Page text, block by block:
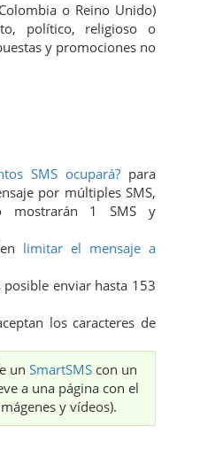
o Reino Unido)
político, religioso o
y promociones no
SMS ocupará? para
por múltiples SMS,
mostrarán 1 SMS y
limitar el mensaje a
enviar hasta 153
los caracteres de
un SmartSMS con un
a una página con el
y vídeos).